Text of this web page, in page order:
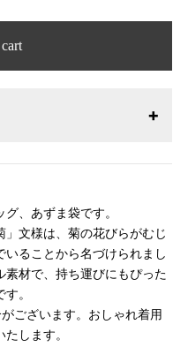
、あずま袋です。
文様は、菊の花びらがむじ
ることから名づけられまし
材で、持ち運びにもぴった
。
ございます。おしゃれ着用
します。